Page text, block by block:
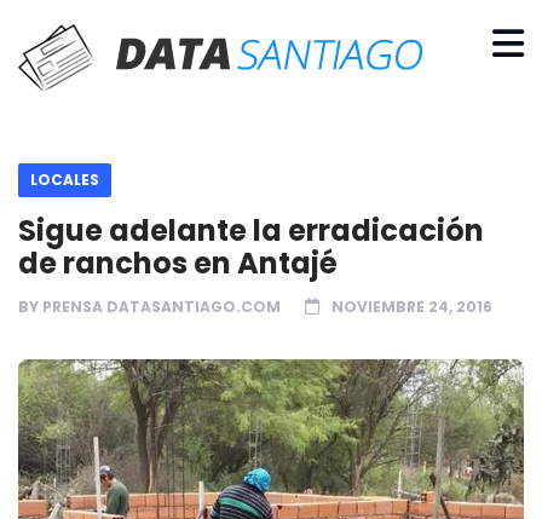
LOCALES
Sigue adelante la erradicación
de ranchos en Antajé
BY PRENSA DATASANTIAGO.COM NOVIEMBRE 24, 2016